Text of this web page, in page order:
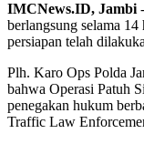
IMCNews.ID, Jambi
berlangsung selama
persiapan telah
Plh. Karo Ops Polda
bahwa Operasi Patuh
penegakan hukum
Traffic Law